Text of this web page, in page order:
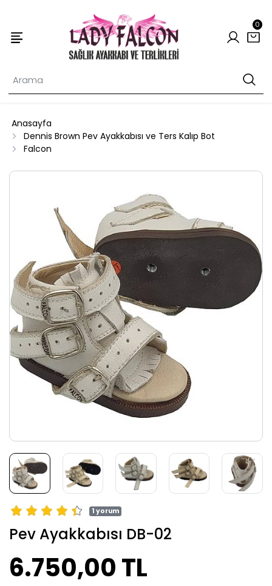
0
Anasayfa
Dennis Brown Pev Ayakkabısı ve Ters Kalıp Bot
Falcon
1 yorum
Pev Ayakkabısı DB-02
6.750,00 TL